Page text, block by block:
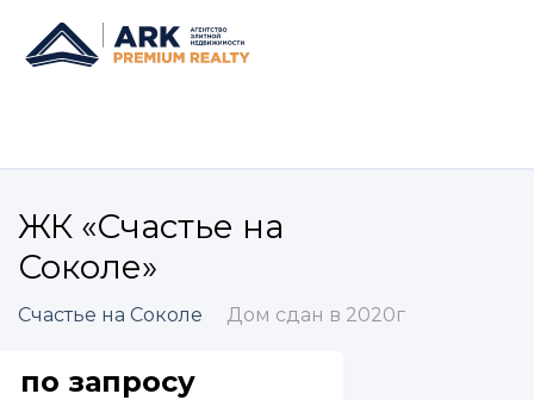
ЖК «Счастье на
Соколе»
Счастье на Соколе Дом сдан в 2020г
по запросу